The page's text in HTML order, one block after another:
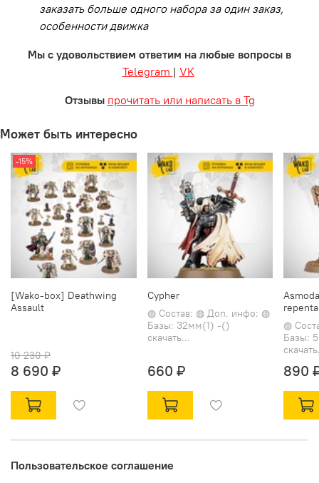
заказать больше одного набора за один заказ,
особенности движка
Мы с удовольствием ответим на любые вопросы в
Telegram | VK
Отзывы прочитать или написать в Tg
Может быть интересно
-15%
[Wako-box] Deathwing
Assault
10 230 ₽
8 690 ₽
Cypher
◍ Состав: ◍ Доп. инфо: ◍
Базы: 32мм(1) -()
скачать...
660 ₽
◍
Базы:
890
Пользовательское соглашение